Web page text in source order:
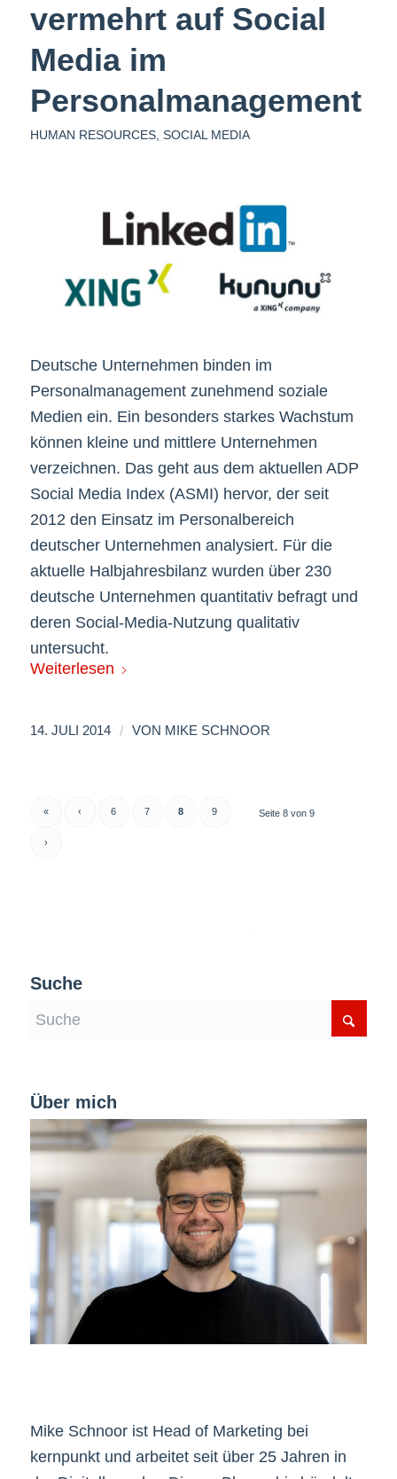
vermehrt auf Social
Media im
Personalmanagement
HUMAN RESOURCES, SOCIAL MEDIA
Deutsche Unternehmen binden im
Personalmanagement zunehmend soziale
Medien ein. Ein besonders starkes Wachstum
können kleine und mittlere Unternehmen
verzeichnen. Das geht aus dem aktuellen ADP
Social Media Index (ASMI) hervor, der seit
2012 den Einsatz im Personalbereich
deutscher Unternehmen analysiert. Für die
aktuelle Halbjahresbilanz wurden über 230
deutsche Unternehmen quantitativ befragt und
deren Social-Media-Nutzung qualitativ
untersucht.
Weiterlesen
14. JULI 2014 / VON MIKE SCHNOOR
Seite 8 von 9
« ‹ 6 7 8 9
›
Suche
Über mich
Mike Schnoor ist Head of Marketing bei
kernpunkt und arbeitet seit über 25 Jahren in